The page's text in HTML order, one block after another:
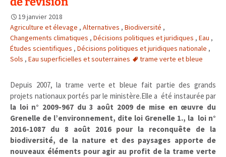
19 janvier 2018
Agriculture et élevage , Alternatives , Biodiversité ,
Changements climatiques , Décisions politiques et juridiques , Eau ,
Études scientifiques , Décisions politiques et juridiques nationale ,
Sols , Eau superficielles et souterraines trame verte et bleue
Depuis 2007, la trame verte et bleue fait partie des grands
projets nationaux portés par le ministère.Elle a été instaurée par
la loi n° 2009-967 du 3 août 2009 de mise en œuvre du
Grenelle de l’environnement, dite loi Grenelle 1., la loi n°
2016-1087 du 8 août 2016 pour la reconquête de la
biodiversité, de la nature et des paysages apporte de
nouveaux éléments pour agir au profit de la trame verte